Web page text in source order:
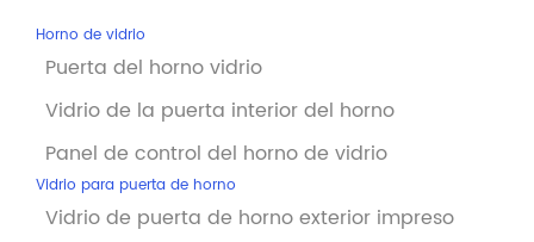
Horno de vidrio
Puerta del horno vidrio
Vidrio de la puerta interior del horno
Panel de control del horno de vidrio
Vidrio para puerta de horno
Vidrio de puerta de horno exterior impreso